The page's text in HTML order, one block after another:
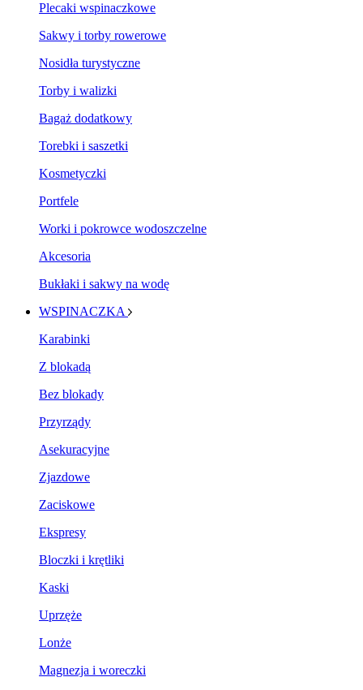
Plecaki wspinaczkowe
Sakwy i torby rowerowe
Nosidła turystyczne
Torby i walizki
Bagaż dodatkowy
Torebki i saszetki
Kosmetyczki
Portfele
Worki i pokrowce wodoszczelne
Akcesoria
Bukłaki i sakwy na wodę
WSPINACZKA
Karabinki
Z blokadą
Bez blokady
Przyrządy
Asekuracyjne
Zjazdowe
Zaciskowe
Ekspresy
Bloczki i krętliki
Kaski
Uprzęże
Lonże
Magnezja i woreczki